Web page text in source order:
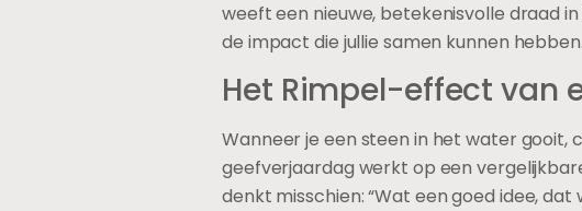
weeft een nieuwe, betekenisvolle draad
de impact die jullie samen kunnen hebben.
Het Rimpel-effect van
Wanneer je een steen in het water gooit,
geefverjaardag werkt op een
denkt misschien: “Wat een goed idee,